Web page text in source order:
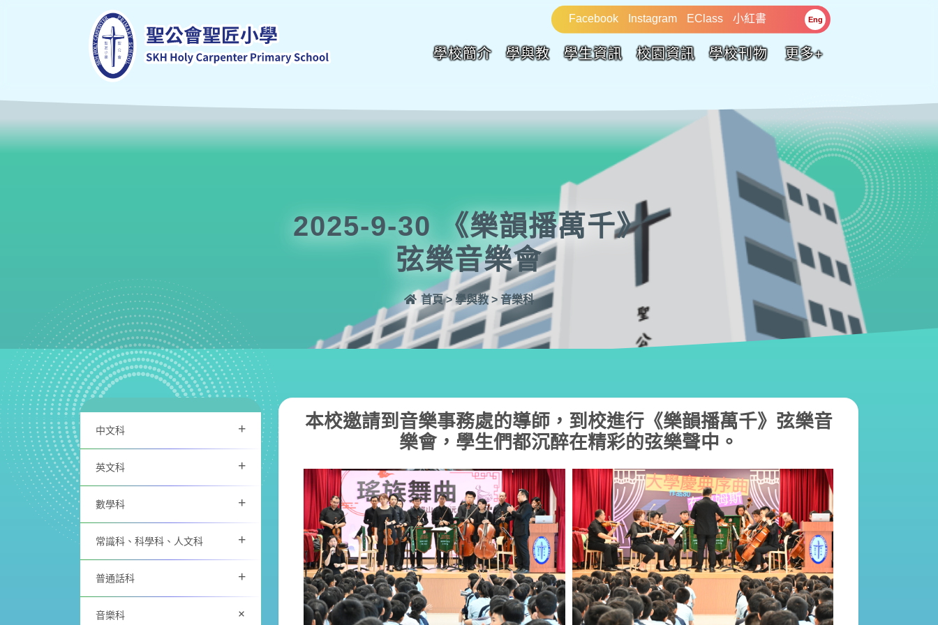
Facebook Instagram EClass 小紅書 Eng
學校簡介 學與教 學生資訊 校園資訊 學校刊物 更多+
2025-9-30 《樂韻播萬千》
弦樂音樂會
首頁 > 學與教 > 音樂科
中文科 +
英文科 +
數學科 +
常識科、科學科、人文科 +
普通話科 +
音樂科 +
本校邀請到音樂事務處的導師，到校進行《樂韻播萬千》弦樂音
樂會，學生們都沉醉在精彩的弦樂聲中。